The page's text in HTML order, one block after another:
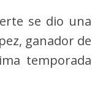
se dio una
ganador de
temporada